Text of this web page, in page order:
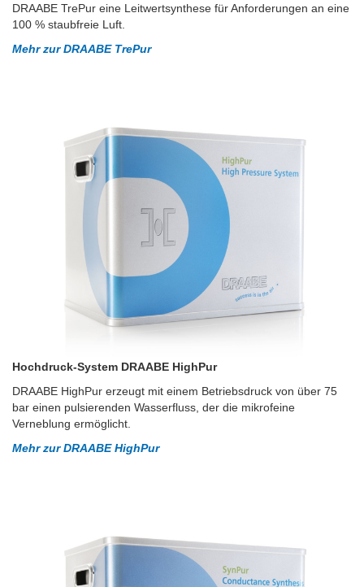
DRAABE TrePur eine Leitwertsynthese für Anforderungen an eine
100 % staubfreie Luft.
Mehr zur DRAABE TrePur
Hochdruck-System DRAABE HighPur
DRAABE HighPur erzeugt mit einem Betriebsdruck von über 75
bar einen pulsierenden Wasserfluss, der die mikrofeine
Verneblung ermöglicht.
Mehr zur DRAABE HighPur